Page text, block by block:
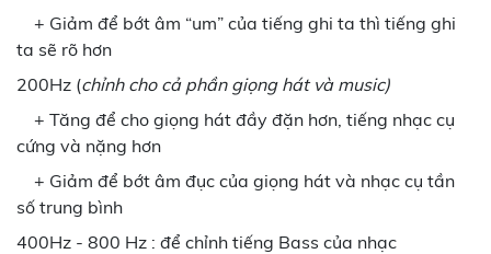
+ Giảm để bớt âm “um” của tiếng ghi ta thì tiếng ghi
ta sẽ rõ hơn
200Hz (chỉnh cho cả phần giọng hát và music)
+ Tăng để cho giọng hát đầy đặn hơn, tiếng nhạc cụ
cứng và nặng hơn
+ Giảm để bớt âm đục của giọng hát và nhạc cụ tần
số trung bình
400Hz - 800 Hz : để chỉnh tiếng Bass của nhạc